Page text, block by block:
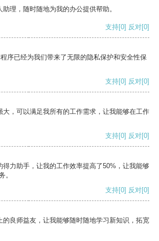
理，随时随地为我的办公提供帮助。
支持[0] 反对[0]
序已经为我们带来了无限的隐私保护和安全性保
支持[0] 反对[0]
大，可以满足我所有的工作需求，让我能够在工作
支持[0] 反对[0]
得力助手，让我的工作效率提高了50%，让我能够
。
支持[0] 反对[0]
的良师益友，让我能够随时随地学习新知识，拓宽